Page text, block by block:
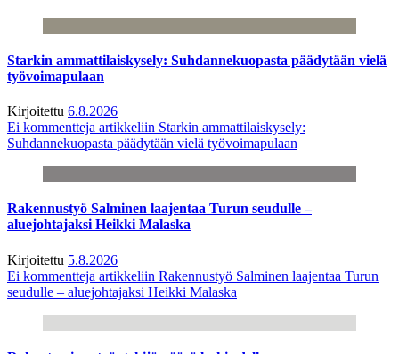
Starkin ammattilaiskysely: Suhdannekuopasta päädytään vielä
työvoimapulaan
Kirjoitettu 6.8.2026
Ei kommentteja artikkeliin Starkin ammattilaiskysely:
Suhdannekuopasta päädytään vielä työvoimapulaan
Rakennustyö Salminen laajentaa Turun seudulle –
aluejohtajaksi Heikki Malaska
Kirjoitettu 5.8.2026
Ei kommentteja artikkeliin Rakennustyö Salminen laajentaa Turun
seudulle – aluejohtajaksi Heikki Malaska